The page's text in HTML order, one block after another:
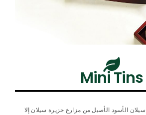
Mini Tins​
الأسود الأصيل من مزارع جزيرة سيلان إلا